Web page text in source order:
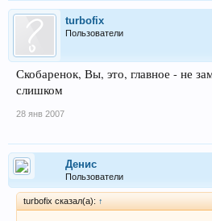
turbofix
Пользователи
Скобаренок, Вы, это, главное - не
слишком
28 янв 2007
Денис
Пользователи
turbofix сказал(а): ↑